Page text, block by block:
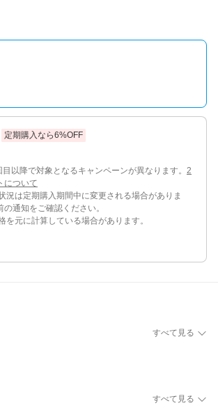
定期購入なら6%OFF
以降で対象となるキャンペーンが異なります。 2
について
況は定期購入期間中に変更される場合がありま
通知をご確認ください。
元に計算している場合があります。
すべて見る
すべて見る